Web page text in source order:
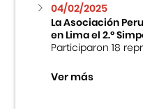
04/02/2025
La Asociación
en Lima el 2.º
Participaron 18
Ver más